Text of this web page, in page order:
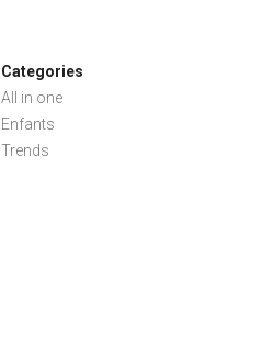
Categories
All in one
Enfants
Trends